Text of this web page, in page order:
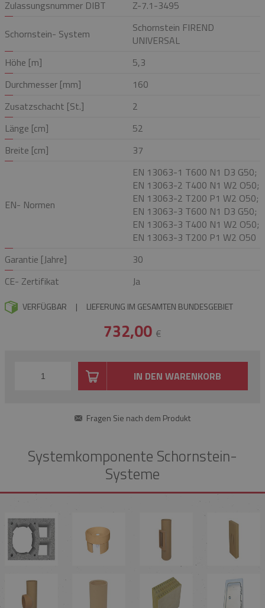
Zulassungsnummer DIBT
Z-7.1-3495
Schornstein- System
Schornstein FIREND
UNIVERSAL
Höhe [m]
5,3
Durchmesser [mm]
160
Zusatzschacht [St.]
2
Länge [cm]
52
Breite [cm]
37
EN- Normen
EN 13063-1 T600 N1 D3 G50;
EN 13063-2 T400 N1 W2 O50;
EN 13063-2 T200 P1 W2 O50;
EN 13063-3 T600 N1 D3 G50;
EN 13063-3 T400 N1 W2 O50;
EN 13063-3 T200 P1 W2 O50
Garantie [Jahre]
30
CE- Zertifikat
Ja
VERFÜGBAR | LIEFERUNG IM GESAMTEN BUNDESGEBIET
732,00 €
IN DEN WARENKORB
Fragen Sie nach dem Produkt
Systemkomponente Schornstein-
Systeme